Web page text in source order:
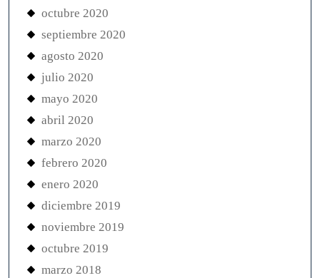
octubre 2020
septiembre 2020
agosto 2020
julio 2020
mayo 2020
abril 2020
marzo 2020
febrero 2020
enero 2020
diciembre 2019
noviembre 2019
octubre 2019
marzo 2018